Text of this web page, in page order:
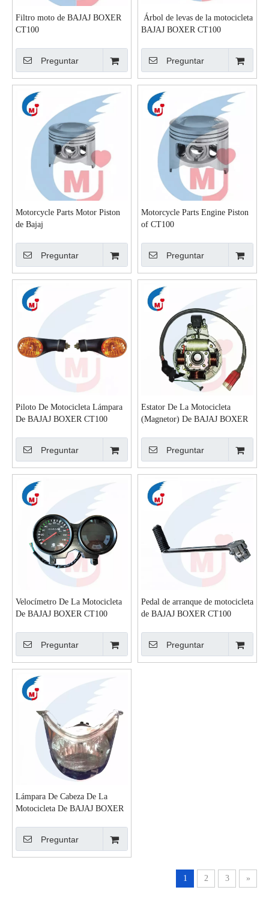
Filtro moto de BAJAJ BOXER
CT100
Preguntar
Árbol de levas de la motocicleta
BAJAJ BOXER CT100
Preguntar
Motorcycle Parts Motor Piston
de Bajaj
Preguntar
Motorcycle Parts Engine Piston
of CT100
Preguntar
Piloto De Motocicleta Lámpara
De BAJAJ BOXER CT100
Preguntar
Estator De La Motocicleta
(Magnetor) De BAJAJ BOXER
Preguntar
Velocímetro De La Motocicleta
De BAJAJ BOXER CT100
Preguntar
Pedal de arranque de motocicleta
de BAJAJ BOXER CT100
Preguntar
Lámpara De Cabeza De La
Motocicleta De BAJAJ BOXER
Preguntar
1 2 3 »